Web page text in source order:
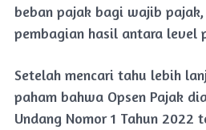
beban pajak bagi wajib
pembagian hasil antara level
Setelah mencari tahu lebih
paham bahwa Opsen Pajak
Undang Nomor 1 Tahun 2022